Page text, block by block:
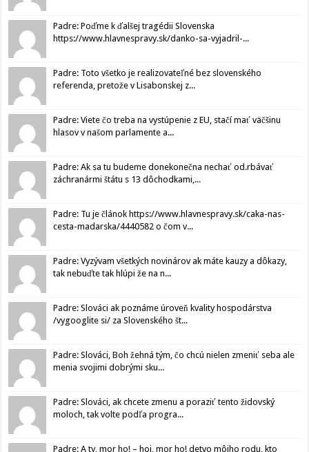
Padre: Poďme k ďalšej tragédii Slovenska
https://www.hlavnespravy.sk/danko-sa-vyjadril-...
Padre: Toto všetko je realizovateľné bez slovenského
referenda, pretože v Lisabonskej z...
Padre: Viete čo treba na vystúpenie z EU, stačí mať väčšinu
hlasov v našom parlamente a...
Padre: Ak sa tu budeme donekonečna nechať od.rbávať
záchranármi štátu s 13 dôchodkami,...
Padre: Tu je článok https://www.hlavnespravy.sk/caka-nas-
cesta-madarska/4440582 o čom v...
Padre: Vyzývam všetkých novinárov ak máte kauzy a dôkazy,
tak nebuďte tak hlúpi že na n...
Padre: Slováci ak poznáme úroveň kvality hospodárstva
/vygooglite si/ za Slovenského št...
Padre: Slováci, Boh žehná tým, čo chcú nielen zmeniť seba ale
menia svojimi dobrými sku...
Padre: Slováci, ak chcete zmenu a poraziť tento židovský
moloch, tak volte podľa progra...
Padre: A ty, mor ho! – hoj, mor ho! detvo môjho rodu, kto